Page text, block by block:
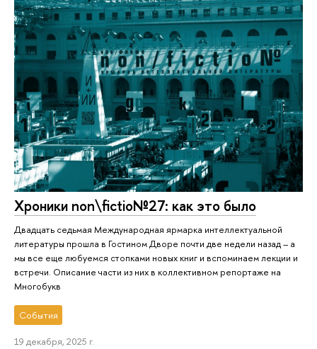
Хроники non\fictio№27: как это было
Двадцать седьмая Международная ярмарка интеллектуальной
литературы прошла в Гостином Дворе почти две недели назад – а
мы все еще любуемся стопками новых книг и вспоминаем лекции и
встречи. Описание части из них в коллективном репортаже на
Многобукв
События
19 декабря, 2025 г.